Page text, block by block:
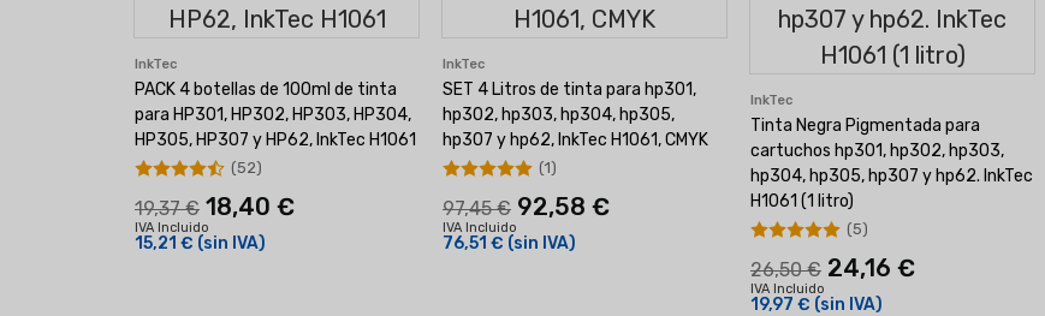
InkTec
PACK 4 botellas de 100ml de tinta
para HP301, HP302, HP303, HP304,
HP305, HP307 y HP62, InkTec H1061
19,37 € 18,40 €
IVA Incluido
15,21 € (sin IVA)
(52)
InkTec
SET 4 Litros de tinta para hp301,
hp302, hp303, hp304, hp305,
hp307 y hp62, InkTec H1061, CMYK
97,45 € 92,58 €
IVA Incluido
76,51 € (sin IVA)
(1)
InkTec
Tinta Negra Pigmentada para
cartuchos hp301, hp302, hp303,
hp304, hp305, hp307 y hp62. InkTec
H1061 (1 litro)
26,50 € 24,16 €
IVA Incluido
19,97 € (sin IVA)
(5)